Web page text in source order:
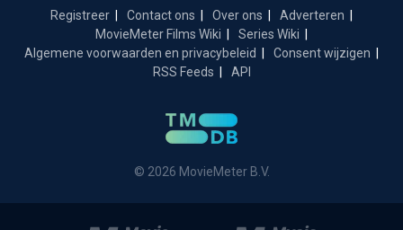
Registreer Contact ons Over ons
Adverteren
MovieMeter Films Wiki
Series Wiki
Algemene voorwaarden en privacybeleid
Consent wijzigen
RSS Feeds
API
© 2026 MovieMeter B.V.